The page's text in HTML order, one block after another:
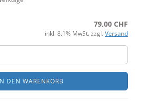
79,00 CHF
inkl. 8.1% MwSt. zzgl. Versand
DEN WARENKORB